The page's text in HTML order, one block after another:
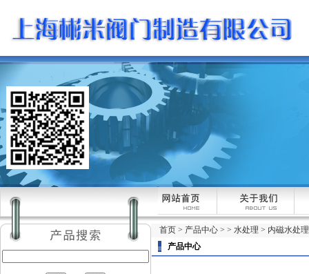
首页 > 产品中心 > > 水处理 > 内磁水处
产品中心